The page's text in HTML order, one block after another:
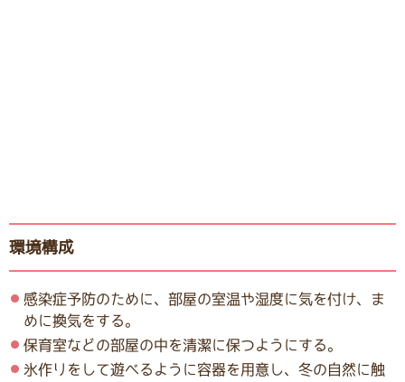
環境構成
感染症予防のために、部屋の室温や湿度に気を付け、ま
めに換気をする。
保育室などの部屋の中を清潔に保つようにする。
氷作りをして遊べるように容器を用意し、冬の自然に触